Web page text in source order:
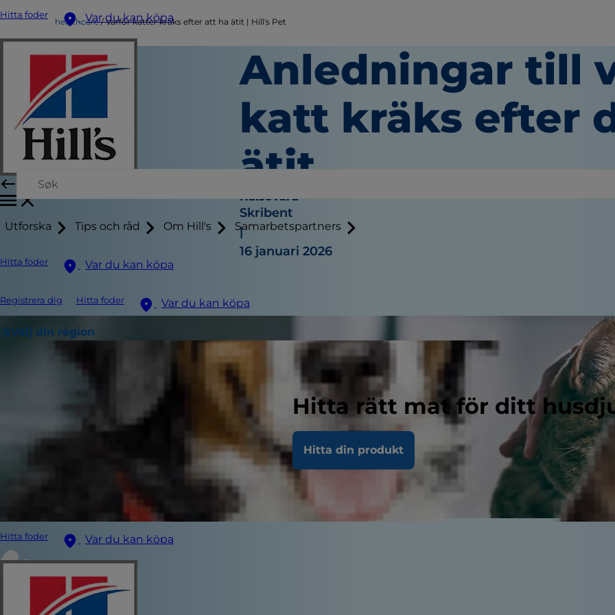
Hitta foder Var du kan köpa
Utforska Tips och råd Om Hill's Samarbetspartners
Hitta foder Var du kan köpa
Registrera dig Hitta foder Var du kan köpa
Välj din region
Hitta rätt mat för ditt
Hitta din produkt
Hitta foder Var du kan köpa
healthcare Varför katter kräks efter att ha ätit | Hill's Pet
Anledningar till
katt kräks efter
ätit
Hälsovård
Skribent
|
16 januari 2026